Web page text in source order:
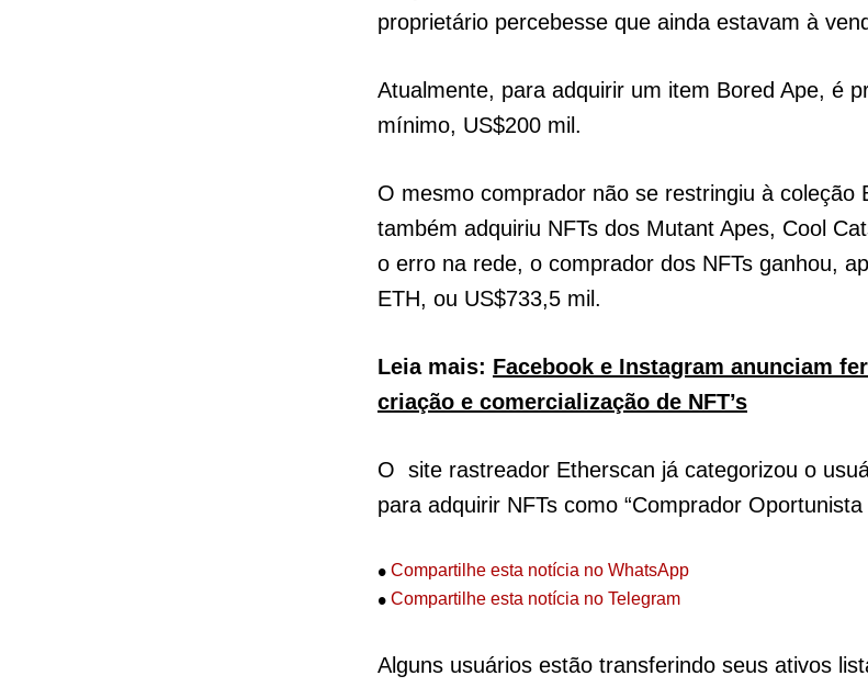
proprietário percebesse que ainda estavam à
Atualmente, para adquirir um item Bored Ape, é
mínimo, US$200 mil.
O mesmo comprador não se restringiu à coleção
também adquiriu NFTs dos Mutant Apes, Cool
o erro na rede, o comprador dos NFTs ganhou,
ETH, ou US$733,5 mil.
Leia mais: Facebook e Instagram anunciam
criação e comercialização de NFT’s
O site rastreador Etherscan já categorizou o
para adquirir NFTs como “Comprador Oportunista
• Compartilhe esta notícia no WhatsApp
• Compartilhe esta notícia no Telegram
Alguns usuários estão transferindo seus ativos